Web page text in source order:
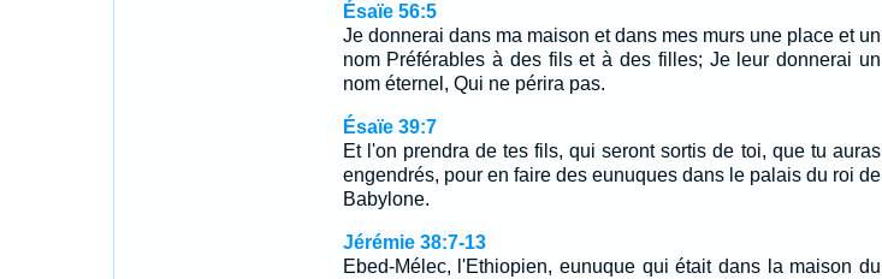
Ésaïe 56:5
Je donnerai dans ma maison et dans mes murs une place et un
nom Préférables à des fils et à des filles; Je leur donnerai un
nom éternel, Qui ne périra pas.
Ésaïe 39:7
Et l'on prendra de tes fils, qui seront sortis de toi, que tu auras
engendrés, pour en faire des eunuques dans le palais du roi de
Babylone.
Jérémie 38:7-13
Ebed-Mélec, l'Ethiopien, eunuque qui était dans la maison du